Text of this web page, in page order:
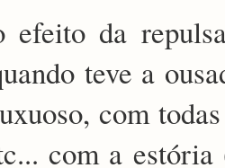
efeito da
teve a
com
... com a estória